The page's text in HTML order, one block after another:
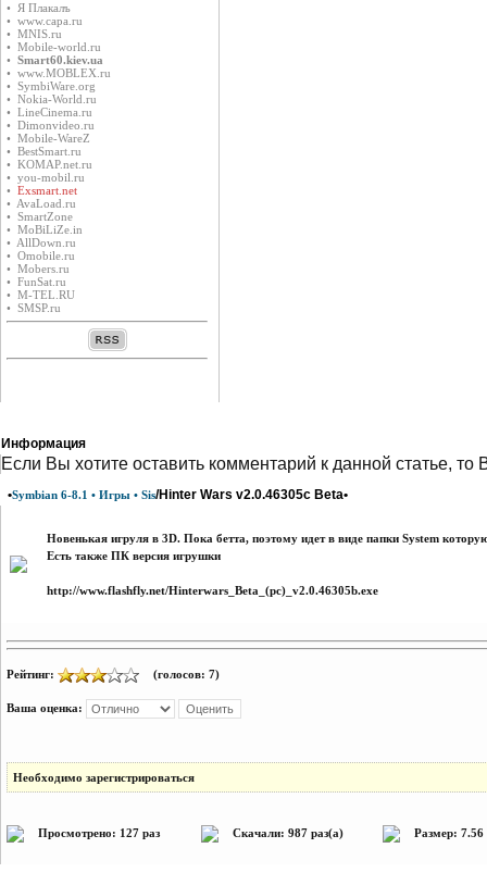
• Я Плакалъ
• www.capa.ru
• MNIS.ru
• Mobile-world.ru
• Smart60.kiev.ua
• www.MOBLEX.ru
• SymbiWare.org
• Nokia-World.ru
• LineCinema.ru
• Dimonvideo.ru
• Mobile-WareZ
• BestSmart.ru
• KOMAP.net.ru
• you-mobil.ru
• Exsmart.net
• AvaLoad.ru
• SmartZone
• MoBiLiZe.in
• AllDown.ru
• Оmobile.ru
• Mobers.ru
• FunSat.ru
• M-TEL.RU
• SMSP.ru
Информация
Eсли Вы хотите оставить комментарий к данной статье,
•Symbian 6-8.1 • Игры • Sis/Hinter Wars v2.0.46305c Beta•
Новенькая игруля в 3D. Пока бетта, поэтому идет в виде папки System
Есть также ПК версия игрушки
http://www.flashfly.net/Hinterwars_Beta_(pc)_v2.0.46305b.exe
Рейтинг: (голосов: 7)
Ваша оценка:
Необходимо зарегистрироваться
Просмотрено: 127 раз Скачали: 987 раз(а) Размер: 7.56